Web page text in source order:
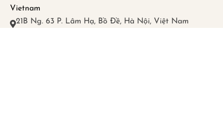
Vietnam
21B Ng. 63 P. Lâm Hạ, Bồ Đề, Hà Nội, Việt Nam